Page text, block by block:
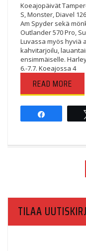
Koeajopäivät
S, Monster, Diavel
Am Spyder sekä
Outlander 570 Pro,
Luvassa myös hyviä
kahvitarjoilu,
ensimmäiselle.
6.-7.7. Koeajossa 4
READ MORE
TILAA